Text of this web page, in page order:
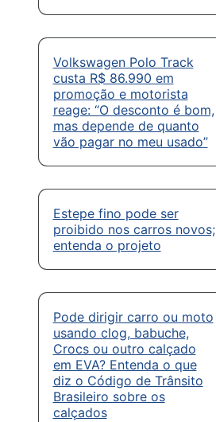
Volkswagen Polo Track
custa R$ 86.990 em
promoção e motorista
reage: “O desconto é bom,
mas depende de quanto
vão pagar no meu usado”
Estepe fino pode ser
proibido nos carros novos;
entenda o projeto
Pode dirigir carro ou moto
usando clog, babuche,
Crocs ou outro calçado
em EVA? Entenda o que
diz o Código de Trânsito
Brasileiro sobre os
calçados